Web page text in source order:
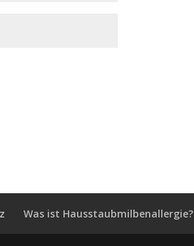
Was ist Hausstaubmilbenallergie?